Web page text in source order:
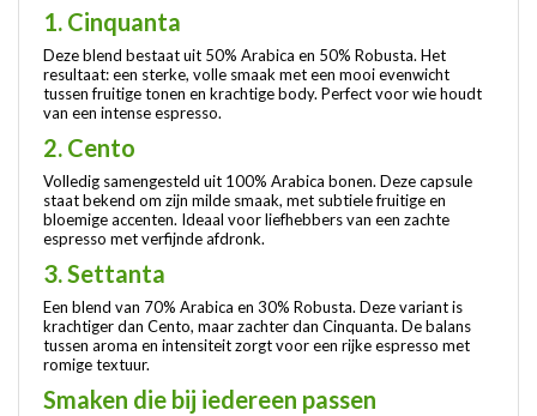
1. Cinquanta
Deze blend bestaat uit 50% Arabica en 50% Robusta. Het
resultaat: een sterke, volle smaak met een mooi evenwicht
tussen fruitige tonen en krachtige body. Perfect voor wie houdt
van een intense espresso.
2. Cento
Volledig samengesteld uit 100% Arabica bonen. Deze capsule
staat bekend om zijn milde smaak, met subtiele fruitige en
bloemige accenten. Ideaal voor liefhebbers van een zachte
espresso met verfijnde afdronk.
3. Settanta
Een blend van 70% Arabica en 30% Robusta. Deze variant is
krachtiger dan Cento, maar zachter dan Cinquanta. De balans
tussen aroma en intensiteit zorgt voor een rijke espresso met
romige textuur.
Smaken die bij iedereen passen